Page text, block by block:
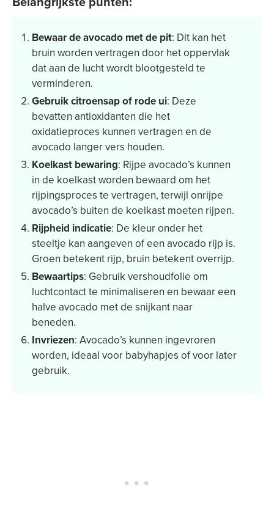
Bewaar de avocado met de pit: Dit kan het
bruin worden vertragen door het oppervlak
dat aan de lucht wordt blootgesteld te
verminderen.
Gebruik citroensap of rode ui: Deze
bevatten antioxidanten die het
oxidatieproces kunnen vertragen en de
avocado langer vers houden.
Koelkast bewaring: Rijpe avocado’s kunnen
in de koelkast worden bewaard om het
rijpingsproces te vertragen, terwijl onrijpe
avocado’s buiten de koelkast moeten rijpen.
Rijpheid indicatie: De kleur onder het
steeltje kan aangeven of een avocado rijp is.
Groen betekent rijp, bruin betekent overrijp.
Bewaartips: Gebruik vershoudfolie om
luchtcontact te minimaliseren en bewaar een
halve avocado met de snijkant naar
beneden.
Invriezen: Avocado’s kunnen ingevroren
worden, ideaal voor babyhapjes of voor later
gebruik.